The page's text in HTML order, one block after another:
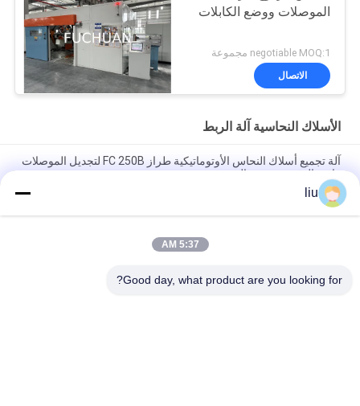
الموصلات ووضع الكابلات
negotiable MOQ:1 مجموعة
الاتصال
الأسلاك النحاسية آلة الربط
آلة تجميع أسلاك النحاس الأوتوماتيكية طراز FC 250B لتجديل الموصلات
فائقة الدقة بسرعة عالية
المجموعة آلة
فوتشوان FC-800 الآلية عالية السرعة سلك النحاس الكابل المجموعة
liu
5:37 AM
Good day, what product are you looking for?